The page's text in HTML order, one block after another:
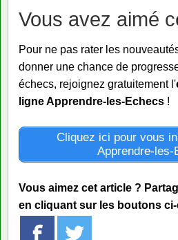
Vous avez aimé
Pour ne pas rater les
donner une chance de
échecs, rejoignez gratuitement l'
ligne Apprendre-les-Echecs !
Cliquez ici pour vous
Apprendre-les-
Vous aimez cet article ?
en cliquant sur les boutons